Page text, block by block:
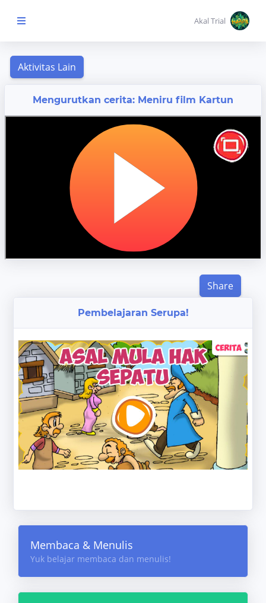
Beranda Anak
KONTEN
Akal Trial
Mengurutkan cerita: Meniru film Kartun
Share
Pembelajaran Serupa!
Membaca & Menulis
Yuk belajar membaca dan menulis!